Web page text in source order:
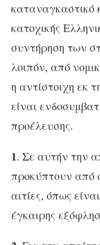
καταναγκαστικό
κατοχικής
συντήρηση των
λοιπόν, από
η αντίστοιχη εκ
είναι
προέλευσης.
1. Σε αυτήν την
προκύπτουν από
αιτίες, όπως
έγκαιρης